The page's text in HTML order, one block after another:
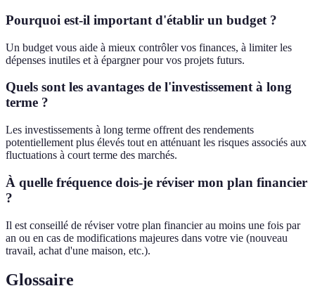
Pourquoi est-il important d'établir un budget ?
Un budget vous aide à mieux contrôler vos finances, à limiter les
dépenses inutiles et à épargner pour vos projets futurs.
Quels sont les avantages de l'investissement à long
terme ?
Les investissements à long terme offrent des rendements
potentiellement plus élevés tout en atténuant les risques associés aux
fluctuations à court terme des marchés.
À quelle fréquence dois-je réviser mon plan financier
?
Il est conseillé de réviser votre plan financier au moins une fois par
an ou en cas de modifications majeures dans votre vie (nouveau
travail, achat d'une maison, etc.).
Glossaire